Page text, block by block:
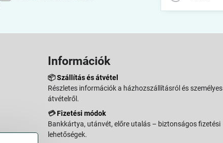
Információk
📦Szállítás és átvétel
Részletes információk a házhozszállításról és személyes
átvételről.
💳Fizetési módok
Bankkártya, utánvét, előre utalás – biztonságos fizetési
lehetőségek.